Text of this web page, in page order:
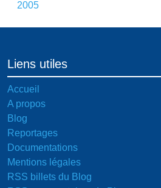
2005
Liens utiles
Accueil
A propos
Blog
Reportages
Documentations
Mentions légales
RSS billets du Blog